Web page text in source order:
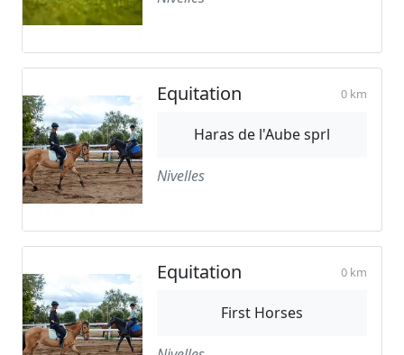
Equitation 0 km
Haras de l'Aube sprl
Nivelles
Equitation 0 km
First Horses